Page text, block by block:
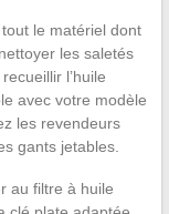
le matériel dont
les saletés
l’huile
avec votre modèle
les revendeurs
gants jetables.
au filtre à huile